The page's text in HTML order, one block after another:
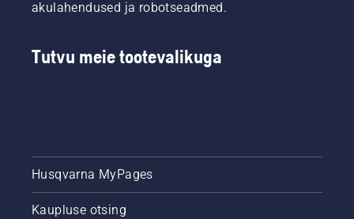
akulahendused ja robotseadmed.
Tutvu meie tootevalikuga
Husqvarna MyPages
Kaupluse otsing